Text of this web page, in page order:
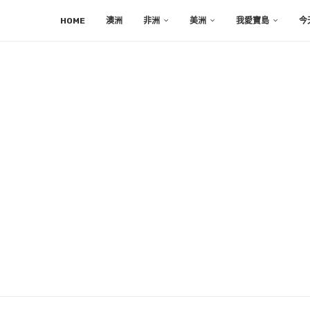
HOME 澳洲 非洲 美洲 我愛寶島 今